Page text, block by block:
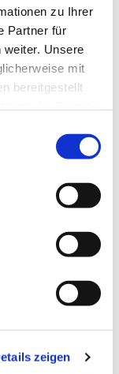
zu Ihrer
Partner für
weiter. Unsere
mit
bereitgestellt
zeigen